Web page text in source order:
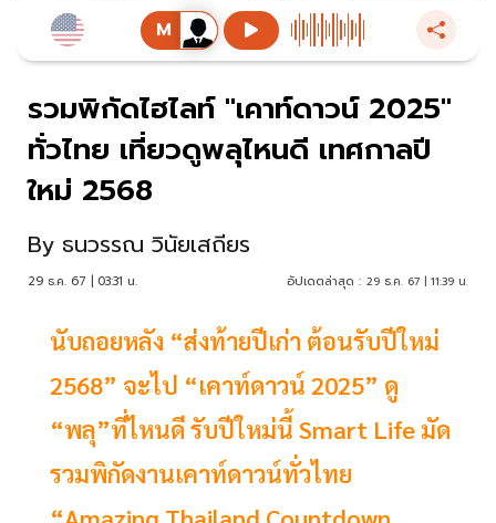
รวมพิกัดไฮไลท์ "เคาท์ดาวน์ 2025"
ทั่วไทย เที่ยวดูพลุไหนดี เทศกาลปี
ใหม่ 2568
By ธนวรรณ วินัยเสถียร
29 ธ.ค. 67 | 03:31 น. อัปเดตล่าสุด : 29 ธ.ค. 67 | 11:39 น.
นับถอยหลัง “ส่งท้ายปีเก่า ต้อนรับปีใหม่
2568” จะไป “เคาท์ดาวน์ 2025” ดู
“พลุ”ที่ไหนดี รับปีใหม่นี้ Smart Life มัด
รวมพิกัดงานเคาท์ดาวน์ทั่วไทย